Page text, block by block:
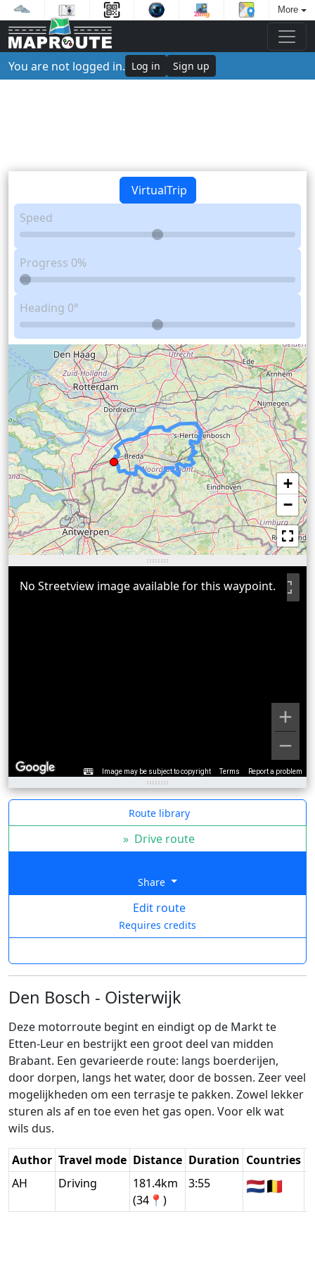
More
You are not logged in. Log in Sign up
VirtualTrip
Speed
Progress 0%
Heading 0°
+
−
Image may be subject to copyright Terms Report a problem
No Streetview image available for this waypoint.
Route library
» Drive route
Share
Edit route
Requires credits
Den Bosch - Oisterwijk
Deze motorroute begint en eindigt op de Markt te
Etten-Leur en bestrijkt een groot deel van midden
Brabant. Een gevarieerde route: langs boerderijen,
door dorpen, langs het water, door de bossen. Zeer veel
mogelijkheden om een terrasje te pakken. Zowel lekker
sturen als af en toe even het gas open. Voor elk wat
wils dus.
Author Travel mode Distance Duration Countries
AH
Driving
181.4km
(34📍)
3:55 🇳🇱🇧🇪